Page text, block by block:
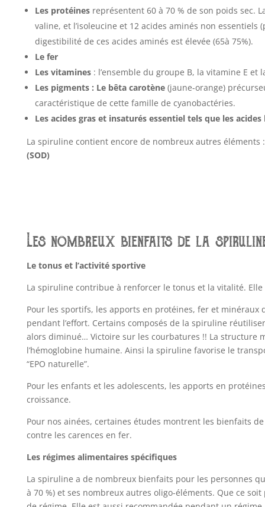
Les protéines représentent 60 à 70 % de son poids sec.
valine, et l’isoleucine et 12 acides aminés non essentiels
digestibilité de ces acides aminés est élevée (65à 75%).
Le fer
Les vitamines: l’ensemble du groupe B, la vitamine E et
Les pigments : Le bêta carotène(jaune-orange)
caractéristique de cette famille de cyanobactéries.
Les acides gras et insaturés essentiel tels que les
La spiruline contient encore de nombreux autres éléments
(SOD)
Les nombreux bienfaits de la
Le tonus et l’activité sportive
La spiruline contribue à renforcer le tonus et la vitalité.
Pour les sportifs, les apports en protéines, fer et minéraux
pendant l’effort. Certains composés de la spiruline
alors diminué… Victoire sur les courbatures !! La structure
l’hémoglobine humaine. Ainsi la spiruline favorise le
“EPO naturelle”.
Pour les enfants et les adolescents, les apports en
croissance.
Pour nos ainées, certaines études montrent les bienfaits
contre les carences en fer.
Les régimes alimentaires spécifiques
La spiruline a de nombreux bienfaits pour les personnes
à 70 %) et ses nombreux autres oligo-éléments. Que ce